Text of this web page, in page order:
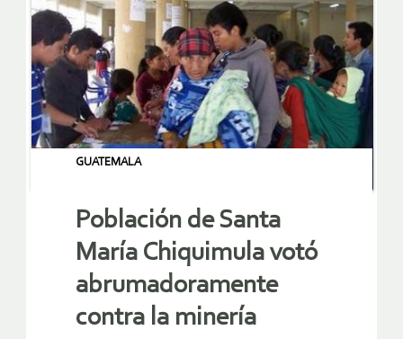
GUATEMALA
Población de Santa
María Chiquimula votó
abrumadoramente
contra la minería